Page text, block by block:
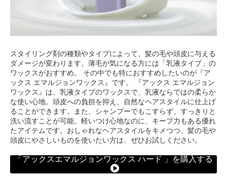
スタイリング剤の種類やタイプによって、髪の毛や頭皮に与える
ダメージが変わります。薄毛が気になる方には「乳液タイプ」の
ワックスがおすすめ。 その中でも特におすすめしたいのが『ア
ックス エマルジョンワックス』です。 『アックス エマルジョン
ワックス』は、乳液タイプのワックスで、乳液ならではの柔らか
な使い心地。頭皮への負担を抑え、自然なヘアスタイルに仕上げ
ることができます。また、シャンプーでもこすらず、すっきりと
洗い流すことが可能。軽いつけ心地なのに、キープ力もある優れ
たアイテムです。おしゃれなヘアスタイルをキメつつ、髪の毛や
頭皮にやさしいものを使いたい方は、ぜひお試しください。
「アックスエマルジョンワックス ハード 」を購入する